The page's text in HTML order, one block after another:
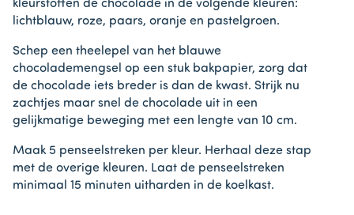
kleurstoffen de chocolade in de volgende kleuren:
lichtblauw, roze, paars, oranje en pastelgroen.
Schep een theelepel van het blauwe
chocolademengsel op een stuk bakpapier, zorg dat
de chocolade iets breder is dan de kwast. Strijk nu
zachtjes maar snel de chocolade uit in een
gelijkmatige beweging met een lengte van 10 cm.
Maak 5 penseelstreken per kleur. Herhaal deze stap
met de overige kleuren. Laat de penseelstreken
minimaal 15 minuten uitharden in de koelkast.